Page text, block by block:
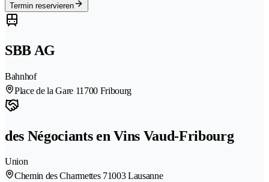
Termin reservieren
SBB AG
Bahnhof
Place de la Gare 11700 Fribourg
des Négociants en Vins Vaud-Fribourg
Union
Chemin des Charmettes 71003 Lausanne